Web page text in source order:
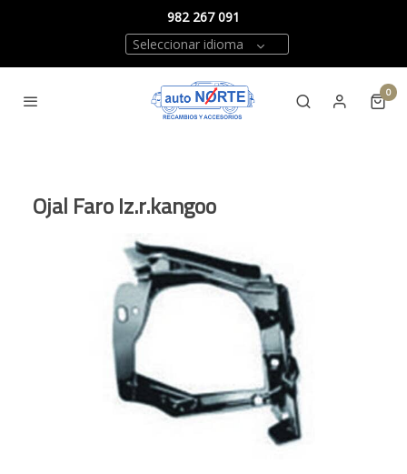
982 267 091
Seleccionar idioma
0
Ojal Faro Iz.r.kangoo